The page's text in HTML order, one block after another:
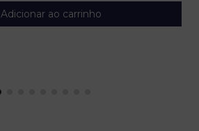
Adicionar ao carrinho